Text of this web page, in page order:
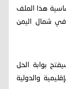
هذا الملف
في شمال اليمن
بوابة الحل
والدولية